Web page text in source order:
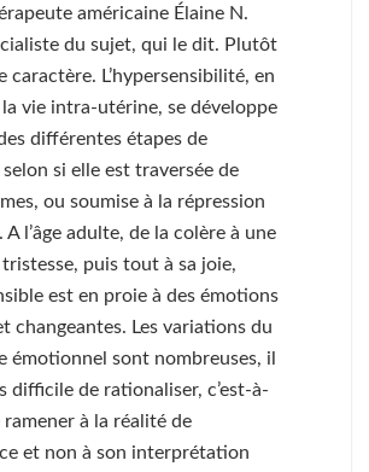
américaine Élaine N.
du sujet, qui le dit. Plutôt
caractère. L’hypersensibilité, en
la vie intra-utérine, se développe
différentes étapes de
selon si elle est traversée de
ou soumise à la répression
A l’âge adulte, de la colère à une
puis tout à sa joie,
est en proie à des émotions
changeantes. Les variations du
émotionnel sont nombreuses, il
difficile de rationaliser, c’est-à-
ramener à la réalité de
et non à son interprétation